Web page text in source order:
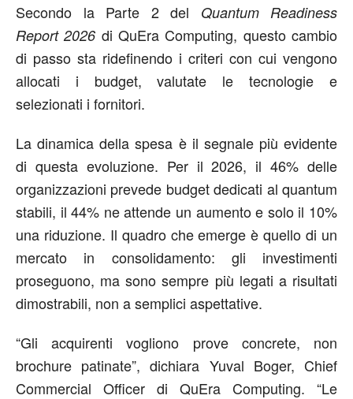
Secondo la Parte 2 del Quantum Readiness
Report 2026 di QuEra Computing, questo cambio
di passo sta ridefinendo i criteri con cui vengono
allocati i budget, valutate le tecnologie e
selezionati i fornitori.
La dinamica della spesa è il segnale più evidente
di questa evoluzione. Per il 2026, il 46% delle
organizzazioni prevede budget dedicati al quantum
stabili, il 44% ne attende un aumento e solo il 10%
una riduzione. Il quadro che emerge è quello di un
mercato in consolidamento: gli investimenti
proseguono, ma sono sempre più legati a risultati
dimostrabili, non a semplici aspettative.
“Gli acquirenti vogliono prove concrete, non
brochure patinate”, dichiara Yuval Boger, Chief
Commercial Officer di QuEra Computing. “Le